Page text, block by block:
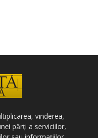
vinderea,
părți a serviciilor,